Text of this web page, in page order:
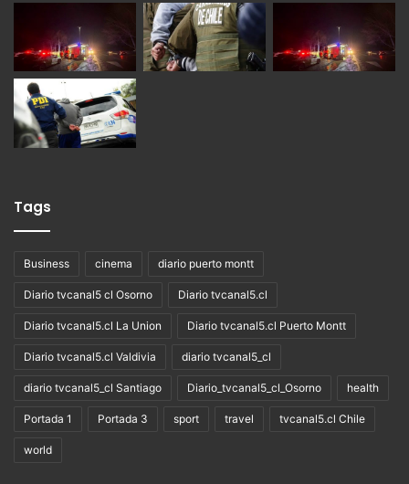
Tags
Business cinema diario puerto montt
Diario tvcanal5 cl Osorno Diario tvcanal5.cl
Diario tvcanal5.cl La Union Diario tvcanal5.cl Puerto Montt
Diario tvcanal5.cl Valdivia diario tvcanal5_cl
diario tvcanal5_cl Santiago Diario_tvcanal5_cl_Osorno health
Portada 1 Portada 3 sport travel tvcanal5.cl Chile
world